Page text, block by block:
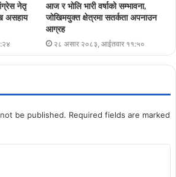
नेतृ
असहाय
आज र भोलि भारी वर्षाको सम्भावना,
जोखिमयुक्त क्षेत्रमा सतर्कता अपनाउन
आग्रह
२८ असार २०८३, आईतवार ११:५०
be published. Required fields are marked